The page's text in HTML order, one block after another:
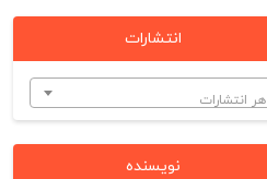
انتشارات
هر انتشارات
نویسنده